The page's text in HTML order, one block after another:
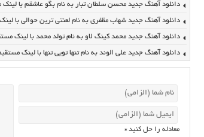
دانلود آهنگ جدید محسن سلطان تبار به نام بگو عاشقم با
دانلود آهنگ جدید شهاب مظفری به نام لعنتی ترین حوالی با
دانلود آهنگ جدید محمد کینگ لاو به نام تولد محمد با لینک
دانلود آهنگ جدید علی الوند به نام تنها تویی تنها با لینک
معادله را حل کنید*